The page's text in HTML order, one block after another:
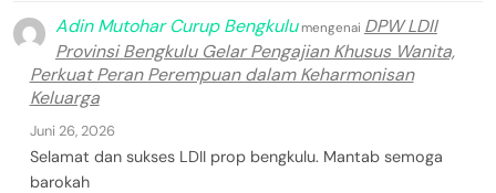
Adin Mutohar Curup Bengkulumengenai DPW LDII
Provinsi Bengkulu Gelar Pengajian Khusus Wanita,
Perkuat Peran Perempuan dalam Keharmonisan
Keluarga
Juni 26, 2026
Selamat dan sukses LDII prop bengkulu. Mantab semoga
barokah